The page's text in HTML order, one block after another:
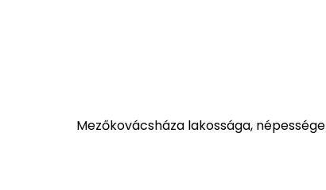
Mezőkovácsháza lakossága, népessége